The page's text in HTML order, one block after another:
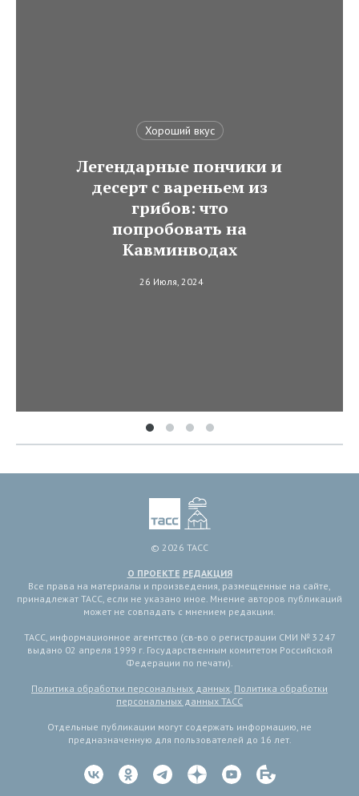
Хороший вкус
Легендарные пончики и
десерт с вареньем из
грибов: что
попробовать на
Кавминводах
26 Июля, 2024
© 2026 ТАСС
О ПРОЕКТЕ РЕДАКЦИЯ
Все права на материалы и произведения, размещенные на сайте,
принадлежат ТАСС, если не указано иное. Мнение авторов публикаций
может не совпадать с мнением редакции.
ТАСС, информационное агентство (св-во о регистрации СМИ № 3 247
выдано 02 апреля 1999 г. Государственным комитетом Российской
Федерации по печати).
Политика обработки персональных данных, Политика обработки
персональных данных ТАСС
Отдельные публикации могут содержать информацию, не
предназначенную для пользователей до 16 лет.